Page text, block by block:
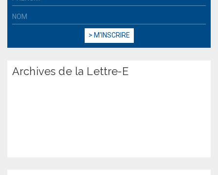
Archives de la Lettre-E